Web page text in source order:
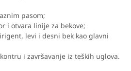
pasom;
i otvara linije za bekove;
levi i desni bek kao glavni
i završavanje iz teških uglova.